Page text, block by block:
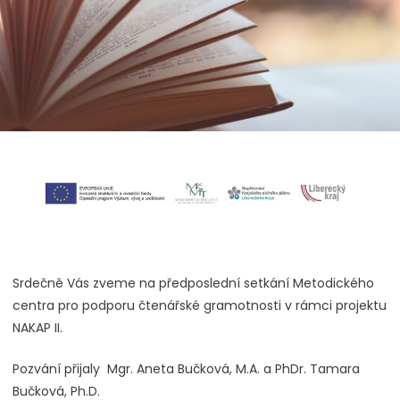
Srdečně Vás zveme na předposlední setkání Metodického
centra pro podporu čtenářské gramotnosti v rámci projektu
NAKAP II.
Pozvání přijaly Mgr. Aneta Bučková, M.A. a PhDr. Tamara
Bučková, Ph.D.